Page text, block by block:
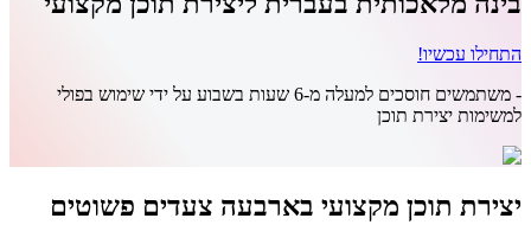
התחילו עכשיו!
- משתמשים חוסכים למעלה מ-6 שעות בשבוע על ידי שימוש בפולי
למשימות יצירת תוכן
יצירת תוכן מקצועי בארבעה צעדים פשוטים